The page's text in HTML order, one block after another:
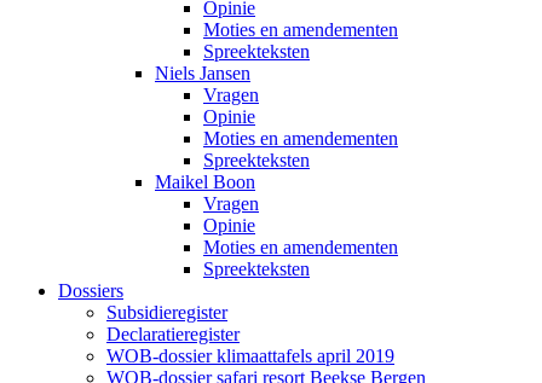
Opinie
Moties en amendementen
Spreekteksten
Niels Jansen
Vragen
Opinie
Moties en amendementen
Spreekteksten
Maikel Boon
Vragen
Opinie
Moties en amendementen
Spreekteksten
Dossiers
Subsidieregister
Declaratieregister
WOB-dossier klimaattafels april 2019
WOB-dossier safari resort Beekse Bergen